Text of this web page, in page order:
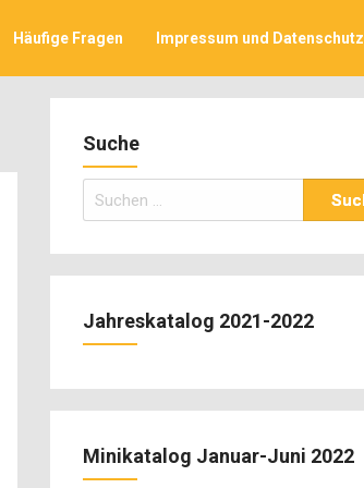
Häufige Fragen Impressum und Datenschutz
Suche
Suchen
nach:
Jahreskatalog 2021-2022
Minikatalog Januar-Juni 2022